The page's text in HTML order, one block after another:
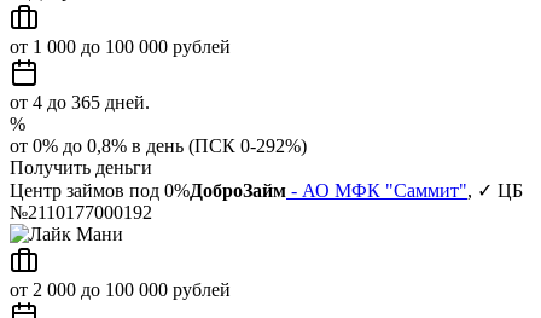
от 1 000 до 100 000 рублей
от 4 до 365 дней.
%
от 0% до 0,8% в день (ПСК 0-292%)
Получить деньги
Центр займов под 0%ДоброЗайм - АО МФК "Саммит", ✓ ЦБ
№2110177000192
от 2 000 до 100 000 рублей